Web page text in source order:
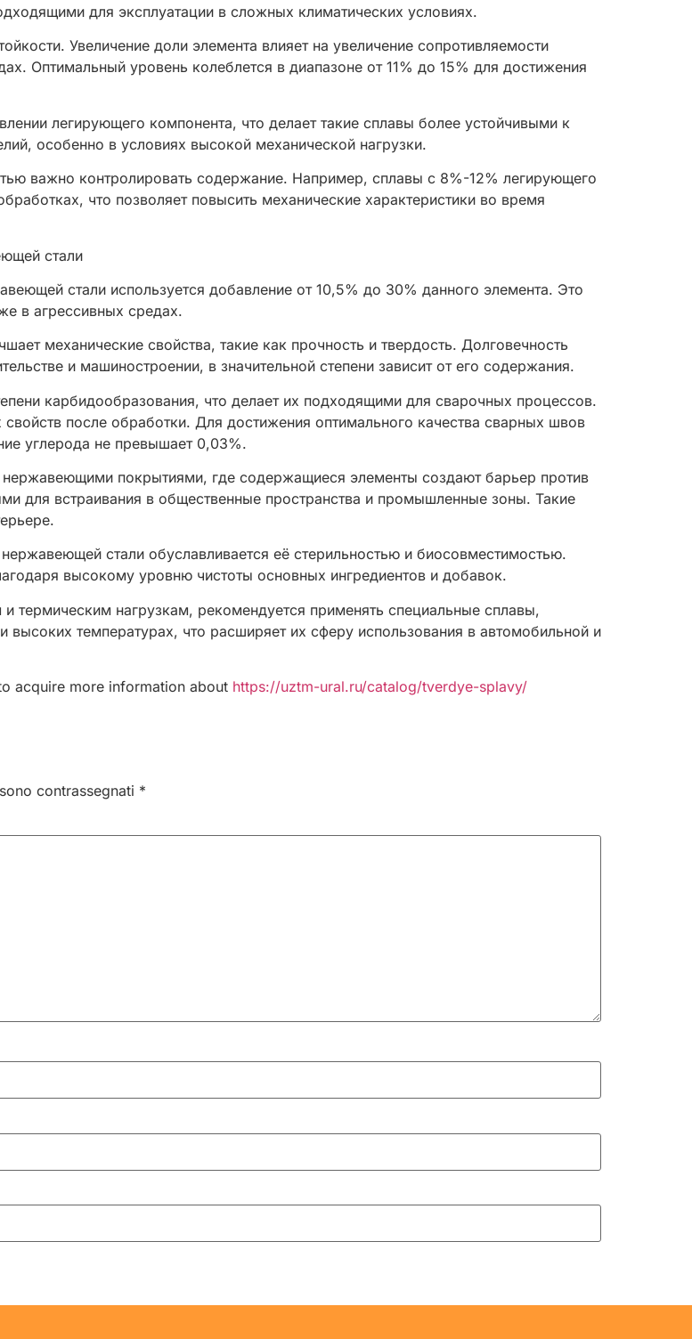
для эксплуатации в сложных климатических условиях.
Увеличение доли элемента влияет на увеличение сопротивляемости
Оптимальный уровень колеблется в диапазоне от 11% до 15% для достижения
легирующего компонента, что делает такие сплавы более устойчивыми к
особенно в условиях высокой механической нагрузки.
важно контролировать содержание. Например, сплавы с 8%-12% легирующего
что позволяет повысить механические характеристики во время
стали
стали используется добавление от 10,5% до 30% данного элемента. Это
в агрессивных средах.
механические свойства, такие как прочность и твердость. Долговечность
и машиностроении, в значительной степени зависит от его содержания.
карбидообразования, что делает их подходящими для сварочных процессов.
после обработки. Для достижения оптимального качества сварных швов
углерода не превышает 0,03%.
покрытиями, где содержащиеся элементы создают барьер против
для встраивания в общественные пространства и промышленные зоны. Такие
стали обуславливается её стерильностью и биосовместимостью.
высокому уровню чистоты основных ингредиентов и добавок.
нагрузкам, рекомендуется применять специальные сплавы,
температурах, что расширяет их сферу использования в автомобильной и
acquire more information about https://uztm-ural.ru/catalog/tverdye-splavy/
contrassegnati *